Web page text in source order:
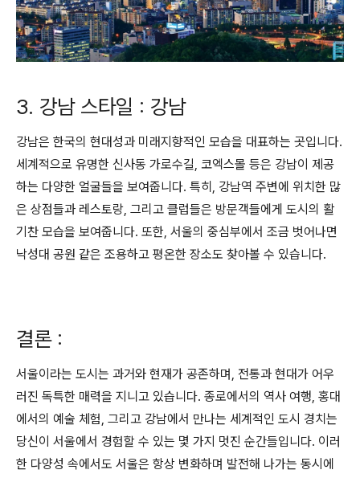
3. 강남 스타일 : 강남
강남은 한국의 현대성과 미래지향적인 모습을 대표하는 곳입니다.
세계적으로 유명한 신사동 가로수길, 코엑스몰 등은 강남이 제공
하는 다양한 얼굴들을 보여줍니다. 특히, 강남역 주변에 위치한 많
은 상점들과 레스토랑, 그리고 클럽들은 방문객들에게 도시의 활
기찬 모습을 보여줍니다. 또한, 서울의 중심부에서 조금 벗어나면
낙성대 공원 같은 조용하고 평온한 장소도 찾아볼 수 있습니다.
결론 :
서울이라는 도시는 과거와 현재가 공존하며, 전통과 현대가 어우
러진 독특한 매력을 지니고 있습니다. 종로에서의 역사 여행, 홍대
에서의 예술 체험, 그리고 강남에서 만나는 세계적인 도시 경치는
당신이 서울에서 경험할 수 있는 몇 가지 멋진 순간들입니다. 이러
한 다양성 속에서도 서울은 항상 변화하며 발전해 나가는 동시에